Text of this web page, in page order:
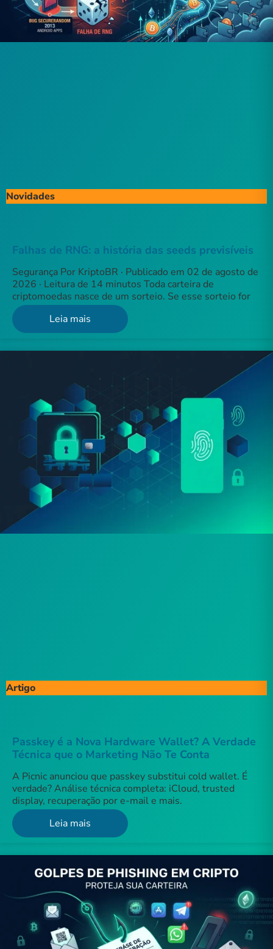
Novidades
Falhas de RNG: a história das seeds previsíveis
Segurança Por KriptoBR · Publicado em 02 de agosto de
2026 · Leitura de 14 minutos Toda carteira de
criptomoedas nasce de um sorteio. Se esse sorteio for
Leia mais
Artigo
Passkey é a Nova Hardware Wallet? A Verdade
Técnica que o Marketing Não Te Conta
A Picnic anunciou que passkey substitui cold wallet. É
verdade? Análise técnica completa: iCloud, trusted
display, recuperação por e-mail e mais.
Leia mais